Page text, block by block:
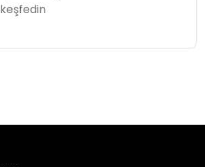
keşfedin